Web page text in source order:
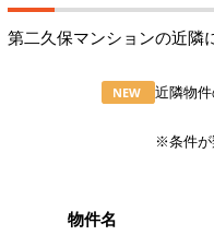
第二久保マンションの近隣
NEW
近隣物
※条件が
物件名